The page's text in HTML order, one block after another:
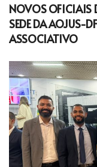
NOVOS OFICIAIS
SEDE DA AOJUS-
ASSOCIATIVO